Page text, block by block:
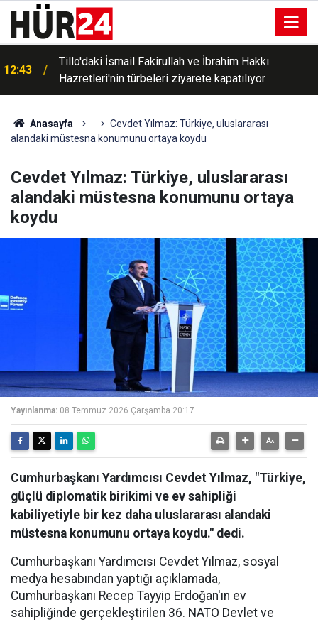
12:43
Tillo'daki İsmail Fakirullah ve İbrahim Hakkı
Hazretleri'nin türbeleri ziyarete kapatılıyor
Anasayfa
Cevdet Yılmaz: Türkiye, uluslararası
alandaki müstesna konumunu ortaya koydu
Cevdet Yılmaz: Türkiye, uluslararası
alandaki müstesna konumunu ortaya
koydu
Yayınlanma: 08 Temmuz 2026 Çarşamba 20:17
Cumhurbaşkanı Yardımcısı Cevdet Yılmaz, "Türkiye,
güçlü diplomatik birikimi ve ev sahipliği
kabiliyetiyle bir kez daha uluslararası alandaki
müstesna konumunu ortaya koydu." dedi.
Cumhurbaşkanı Yardımcısı Cevdet Yılmaz, sosyal
medya hesabından yaptığı açıklamada,
Cumhurbaşkanı Recep Tayyip Erdoğan'ın ev
sahipliğinde gerçekleştirilen 36. NATO Devlet ve